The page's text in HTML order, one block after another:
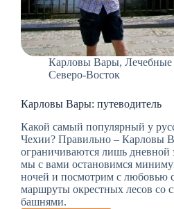
Карловы Вары,
Северо-Восток
Карловы Вары: путеводитель
Какой самый популярный у
Чехии? Правильно – Карловы
ограничиваются лишь дневной
мы с вами остановимся
ночей и посмотрим с любовью
маршруты окрестных лесов со
башнями.